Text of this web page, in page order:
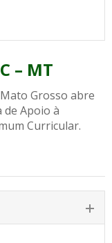
– MT
Grosso abre
de Apoio à
Curricular.